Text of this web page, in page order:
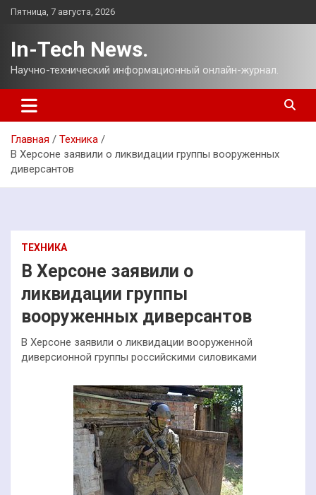
Перейти
Пятница, 7 августа, 2026
In-Tech News.
Научно-технический информационный онлайн-журнал.
Главная
Техника
В Херсоне заявили о ликвидации группы вооруженных
диверсантов
ТЕХНИКА
В Херсоне заявили о
ликвидации группы
вооруженных диверсантов
В Херсоне заявили о ликвидации вооруженной
диверсионной группы российскими силовиками